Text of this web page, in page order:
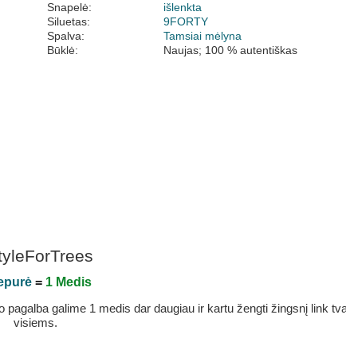
Snapelė:
išlenkta
Siluetas:
9FORTY
Spalva:
Tamsiai mėlyna
Būklė:
Naujas; 100 % autentiškas
= 1 Medis
galime 1 medis dar daugiau ir kartu žengti žingsnį link
visiems.